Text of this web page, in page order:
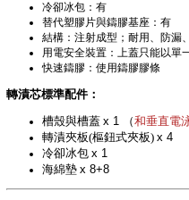
冷卻冰包：有
替代塑膠片與鑄膠基座：有
結構：注射成型；耐用、防漏
用電安全裝置：上蓋只能以單
快速鑄膠：使用鑄膠膠條
轉漬芯標準配件：
槽殼與槽蓋 x 1 （和垂直電
轉漬夾板(樞鈕式夾板) x 4
冷卻冰包 x 1
海綿墊 x 8+8